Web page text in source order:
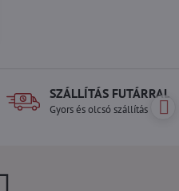
SZÁLLÍTÁS FUTÁRRAL
Gyors és olcsó szállítás